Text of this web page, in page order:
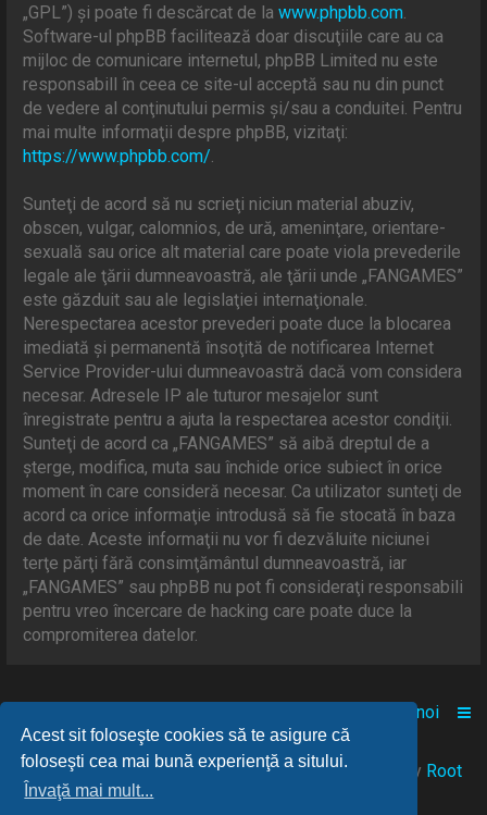
Acest sit foloseşte cookies să te asigure că
foloseşti cea mai bună experienţă a sitului.
Învaţă mai mult...
„GPL”) şi poate fi descărcat de lawww.phpbb.com
Software-ul phpBB facilitează doar discuţiile care au ca
mijloc de comunicare internetul, phpBB Limited nu este
responsabill în ceea ce site-ul acceptă sau nu din punct
de vedere al conţinutului permis şi/sau a conduitei. Pentru
mai multe informaţii despre phpBB, vizitaţi:
https://www.phpbb.com/
Sunteţi de acord să nu scrieţi niciun material abuziv,
obscen, vulgar, calomnios, de ură, ameninţare, orientare-
sexuală sau orice alt material care poate viola prevederile
legale ale ţării dumneavoastră, ale ţării unde „FANGAMES”
este găzduit sau ale legislaţiei internaţionale.
Nerespectarea acestor prevederi poate duce la blocarea
imediată şi permanentă însoţită de notificarea Internet
Service Provider-ului dumneavoastră dacă vom considera
necesar. Adresele IP ale tuturor mesajelor sunt
înregistrate pentru a ajuta la respectarea acestor condiţii.
Sunteţi de acord ca „FANGAMES” să aibă dreptul de a
şterge, modifica, muta sau închide orice subiect în orice
moment în care consideră necesar. Ca utilizator sunteţi de
acord ca orice informaţie introdusă să fie stocată în baza
de date. Aceste informaţii nu vor fi dezvăluite niciunei
terţe părţi fără consimţământul dumneavoastră, iar
„FANGAMES” sau phpBB nu pot fi consideraţi responsabili
pentru vreo încercare de hacking care poate duce la
compromiterea datelor.
Despre noi
© 2021-2025 Powered byFANGAMES™• Design by Root